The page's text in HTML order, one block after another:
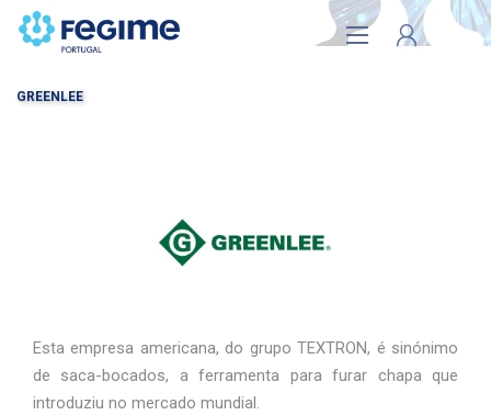
GREENLEE
Esta empresa americana, do grupo TEXTRON, é sinónimo
de saca-bocados, a ferramenta para furar chapa que
introduziu no mercado mundial.